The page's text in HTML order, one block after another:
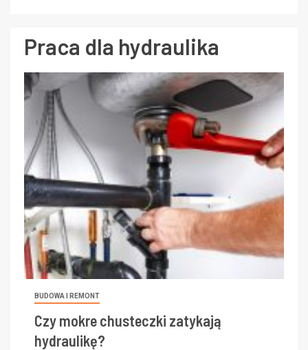
Praca dla hydraulika
BUDOWA I REMONT
Czy mokre chusteczki zatykają
hydraulikę?